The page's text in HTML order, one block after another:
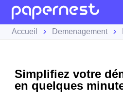
Accueil Demenagement